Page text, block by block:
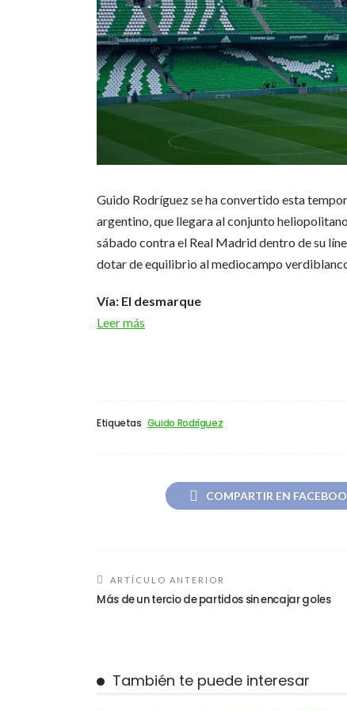
Guido Rodríguez se ha convertido esta
argentino, que llegara al conjunto
sábado contra el Real Madrid dentro de su
dotar de equilibrio al mediocampo
Vía: El desmarque
Leer más
Etiquetas Guido Rodríguez
COMPARTIR EN
ARTÍCULO ANTERIOR
Más de un tercio de partidos sin encajar goles
También te puede interesar